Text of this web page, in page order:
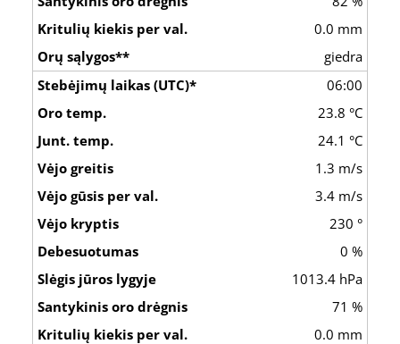
0.0 mm
giedra
06:00
23.8 °C
24.1 °C
1.3 m/s
3.4 m/s
230 °
0 %
1013.4 hPa
71 %
0.0 mm